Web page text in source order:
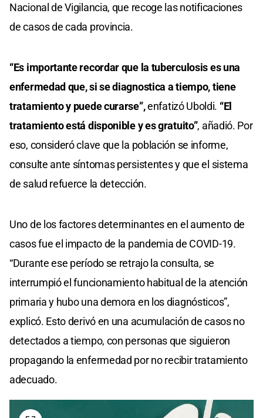
Nacional de Vigilancia, que recoge las notificaciones
de casos de cada provincia.
“Es importante recordar que la tuberculosis es una
enfermedad que, si se diagnostica a tiempo, tiene
tratamiento y puede curarse”,enfatizó Uboldi. “El
tratamiento está disponible y es gratuito”, añadió. Por
eso, consideró clave que la población se informe,
consulte ante síntomas persistentes y que el sistema
de salud refuerce la detección.
Uno de los factores determinantes en el aumento de
casos fue el impacto de la pandemia de COVID-19.
“Durante ese período se retrajo la consulta, se
interrumpió el funcionamiento habitual de la atención
primaria y hubo una demora en los diagnósticos”,
explicó. Esto derivó en una acumulación de casos no
detectados a tiempo, con personas que siguieron
propagando la enfermedad por no recibir tratamiento
adecuado.